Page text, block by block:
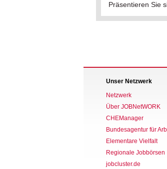
Präsentieren Sie
Unser Netzwerk
Netzwerk
Über JOBNetWORK
CHEManager
Bundesagentur für
Elementare Vielfalt
Regionale Jobbörsen
jobcluster.de